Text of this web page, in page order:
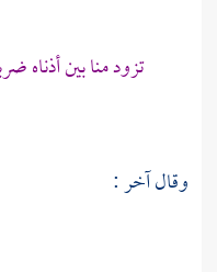
تزود منا بين أذناه
وقال آخر :